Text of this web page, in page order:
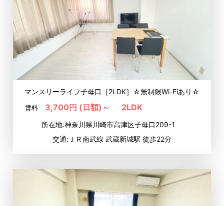
マンスリーライフ子母口［2LDK］☆無制限Wi-Fiあり☆
賃料 3,700円 (日額)～ 2LDK
所在地:神奈川県川崎市高津区子母口209-1
交通:ＪＲ南武線 武蔵新城駅 徒歩22分